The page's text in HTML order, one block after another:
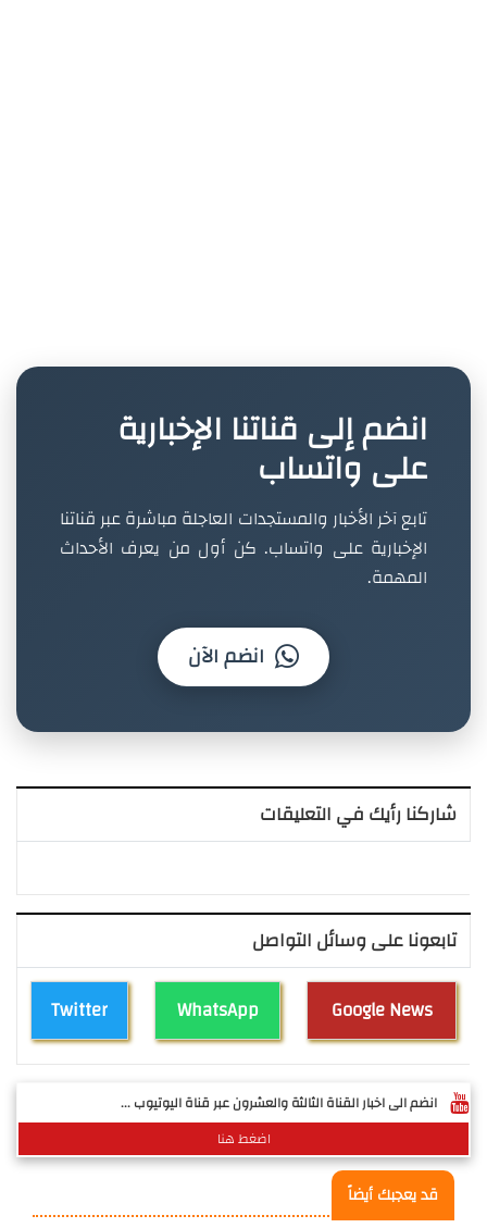
انضم إلى قناتنا الإخبارية
على واتساب
تابع آخر الأخبار والمستجدات العاجلة مباشرة عبر قناتنا
الإخبارية على واتساب. كن أول من يعرف الأحداث
المهمة.
انضم الآن
شاركنا رأيك في التعليقات
تابعونا على وسائل التواصل
Twitter WhatsApp Google News
انضم الى اخبار القناة الثالثة والعشرون عبر قناة اليوتيوب ...
اضغط هنا
قد يعجبك أيضاً